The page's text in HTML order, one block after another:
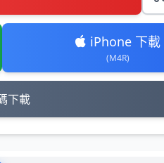
iPhone 下載
(M4R)
下載